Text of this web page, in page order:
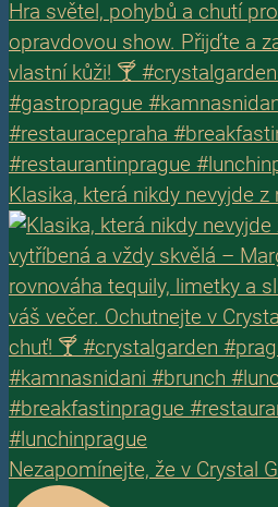
Klasika, která nikdy nevyjde z
Nezapomínejte, že v Crystal